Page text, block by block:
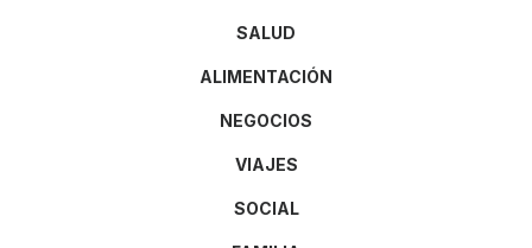
SALUD
ALIMENTACIÓN
NEGOCIOS
VIAJES
SOCIAL